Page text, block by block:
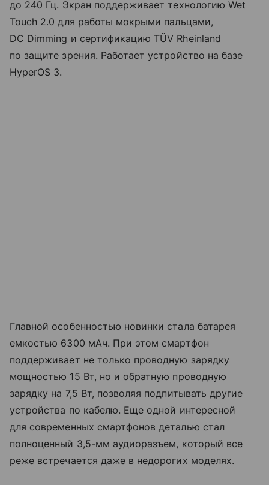
до 240 Гц. Экран поддерживает технологию Wet
Touch 2.0 для работы мокрыми пальцами,
DC Dimming и сертификацию TÜV Rheinland
по защите зрения. Работает устройство на базе
HyperOS 3.
Главной особенностью новинки стала батарея
емкостью 6300 мАч. При этом смартфон
поддерживает не только проводную зарядку
мощностью 15 Вт, но и обратную проводную
зарядку на 7,5 Вт, позволяя подпитывать другие
устройства по кабелю. Еще одной интересной
для современных смартфонов деталью стал
полноценный 3,5-мм аудиоразъем, который все
реже встречается даже в недорогих моделях.